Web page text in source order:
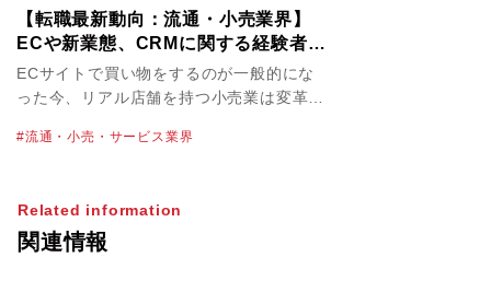
【転職最新動向：流通・小売業界】
ECや新業態、CRMに関する経験者は
「ライフスタイルが変わる場面」に
立ち会えるチャンス
ECサイトで買い物をするのが一般的にな
った今、リアル店舗を持つ小売業は変革を
まぐるしく変わる中、転職市場にも変化は
ザー金井 篤也に最新動向を聞きました。
流通・小売・サービス業界
Related information
関連情報